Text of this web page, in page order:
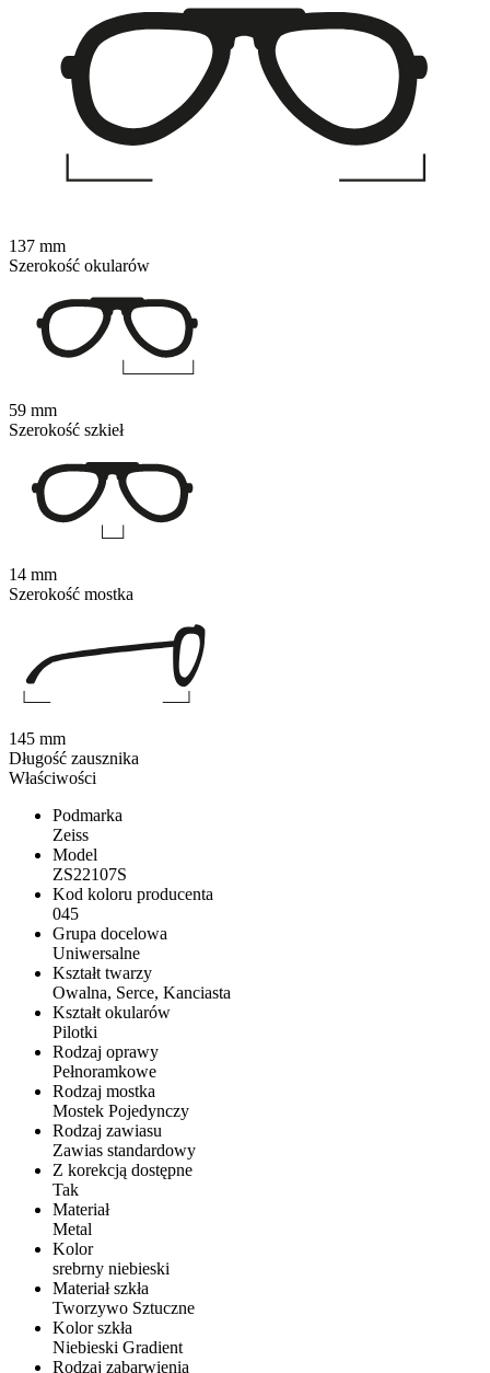
Właściwości
Podmarka
Zeiss
Model
ZS22107S
Kod koloru producenta
045
Grupa docelowa
Uniwersalne
Kształt twarzy
Owalna, Serce, Kanciasta
Kształt okularów
Pilotki
Rodzaj oprawy
Pełnoramkowe
Rodzaj mostka
Mostek Pojedynczy
Rodzaj zawiasu
Zawias standardowy
Z korekcją dostępne
Tak
Materiał
Metal
Kolor
srebrny niebieski
Materiał szkła
Tworzywo Sztuczne
Kolor szkła
Niebieski Gradient
Rodzaj zabarwienia
137 mm
Szerokość okularów
59 mm
Szerokość szkieł
14 mm
Szerokość mostka
145 mm
Długość zausznika